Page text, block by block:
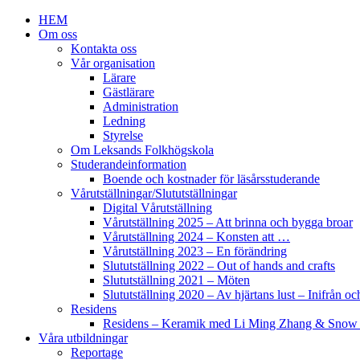
HEM
Om oss
Kontakta oss
Vår organisation
Lärare
Gästlärare
Administration
Ledning
Styrelse
Om Leksands Folkhögskola
Studerandeinformation
Boende och kostnader för läsårsstuderande
Vårutställningar/Slututställningar
Digital Vårutställning
Vårutställning 2025 – Att brinna och bygga broar
Vårutställning 2024 – Konsten att …
Vårutställning 2023 – En förändring
Slututställning 2022 – Out of hands and crafts
Slututställning 2021 – Möten
Slututställning 2020 – Av hjärtans lust – Inifrån
Residens
Residens – Keramik med Li Ming Zhang & Snow
Våra utbildningar
Reportage